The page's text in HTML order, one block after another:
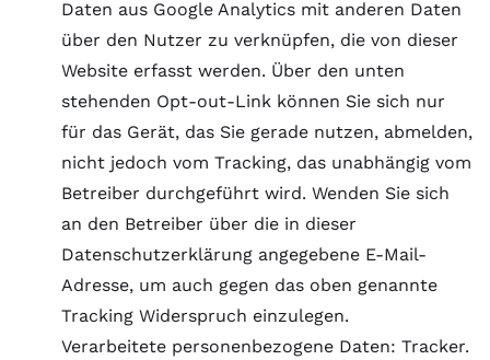
Daten aus Google Analytics mit anderen Daten
über den Nutzer zu verknüpfen, die von dieser
Website erfasst werden. Über den unten
stehenden Opt-out-Link können Sie sich nur
für das Gerät, das Sie gerade nutzen, abmelden,
nicht jedoch vom Tracking, das unabhängig vom
Betreiber durchgeführt wird. Wenden Sie sich
an den Betreiber über die in dieser
Datenschutzerklärung angegebene E-Mail-
Adresse, um auch gegen das oben genannte
Tracking Widerspruch einzulegen.
Verarbeitete personenbezogene Daten: Tracker.